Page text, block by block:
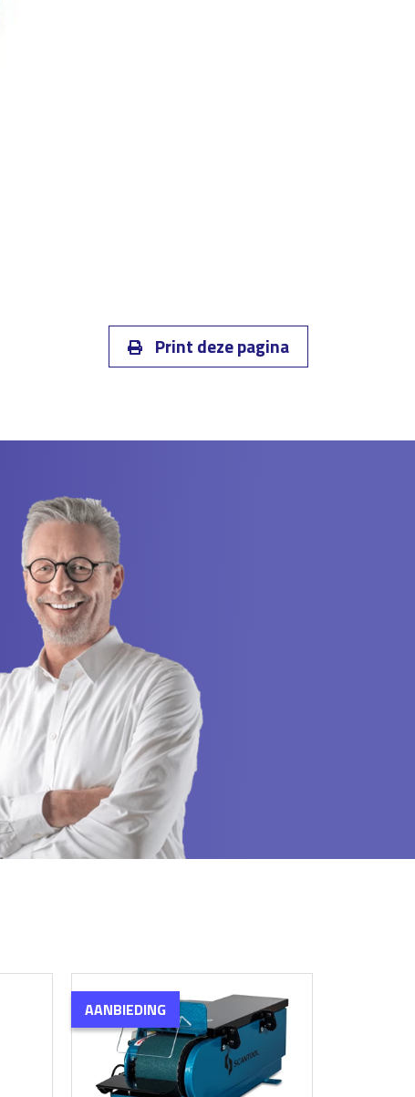
Print deze pagina
AANBIEDING